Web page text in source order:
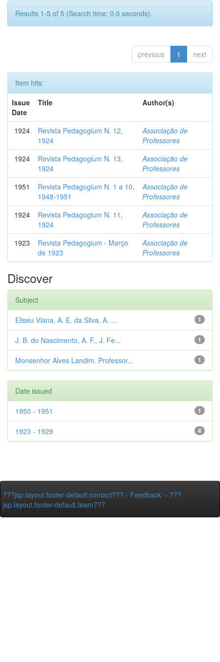
Results 1-5 of 5 (Search time: 0.0 seconds).
previous 1 next
Item hits:
Issue
Date
Title Author(s)
1924
Revista Pedagogium N. 12,
1924
Associação de
Professores
1924
Revista Pedagogium N. 13,
1924
Associação de
Professores
1951
Revista Pedagogium N. 1 a 10,
1948-1951
Associação de
Professores
1924
Revista Pedagogium N. 11,
1924
Associação de
Professores
1923
Revista Pedagogium - Março
de 1923
Associação de
Professores
Discover
Subject
1
Eliseu Viana, A. E. da Silva, A. ...
1
J. B. do Nascimento, A. F., J. Fe...
1
Monsenhor Alves Landim. Professor...
Date issued
1
1950 - 1951
4
1923 - 1929
???jsp.layout.footer-default.contact??? - Feedback - ???
jsp.layout.footer-default.team???